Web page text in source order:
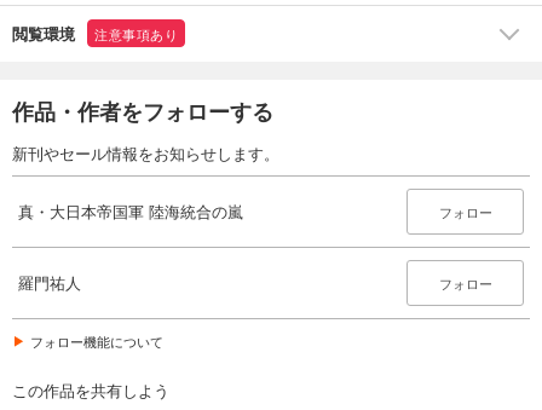
閲覧環境 注意事項あり
作品・作者をフォローする
新刊やセール情報をお知らせします。
真・大日本帝国軍 陸海統合の嵐 フォロー
羅門祐人 フォロー
フォロー機能について
この作品を共有しよう